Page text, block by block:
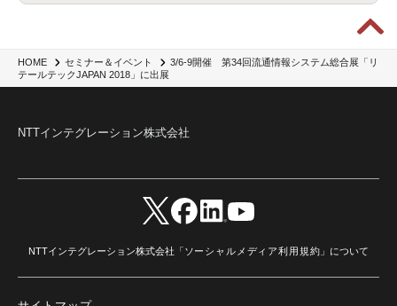
HOME セミナー＆イベント
3/6-9開催 第34回流通情報システム総合展「リ
テールテックJAPAN 2018」に出展
NTTインテグレーション株式会社
NTTインテグレーション株式会社「ソーシャルメディア利用規約 」について